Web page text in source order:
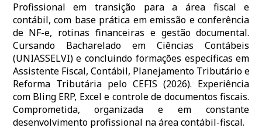
Profissional em transição para a área fiscal e
contábil, com base prática em emissão e conferência
de NF-e, rotinas financeiras e gestão documental.
Cursando Bacharelado em Ciências Contábeis
(UNIASSELVI) e concluindo formações específicas em
Assistente Fiscal, Contábil, Planejamento Tributário e
Reforma Tributária pelo CEFIS (2026). Experiência
com Bling ERP, Excel e controle de documentos fiscais.
Comprometida, organizada e em constante
desenvolvimento profissional na área contábil-fiscal.